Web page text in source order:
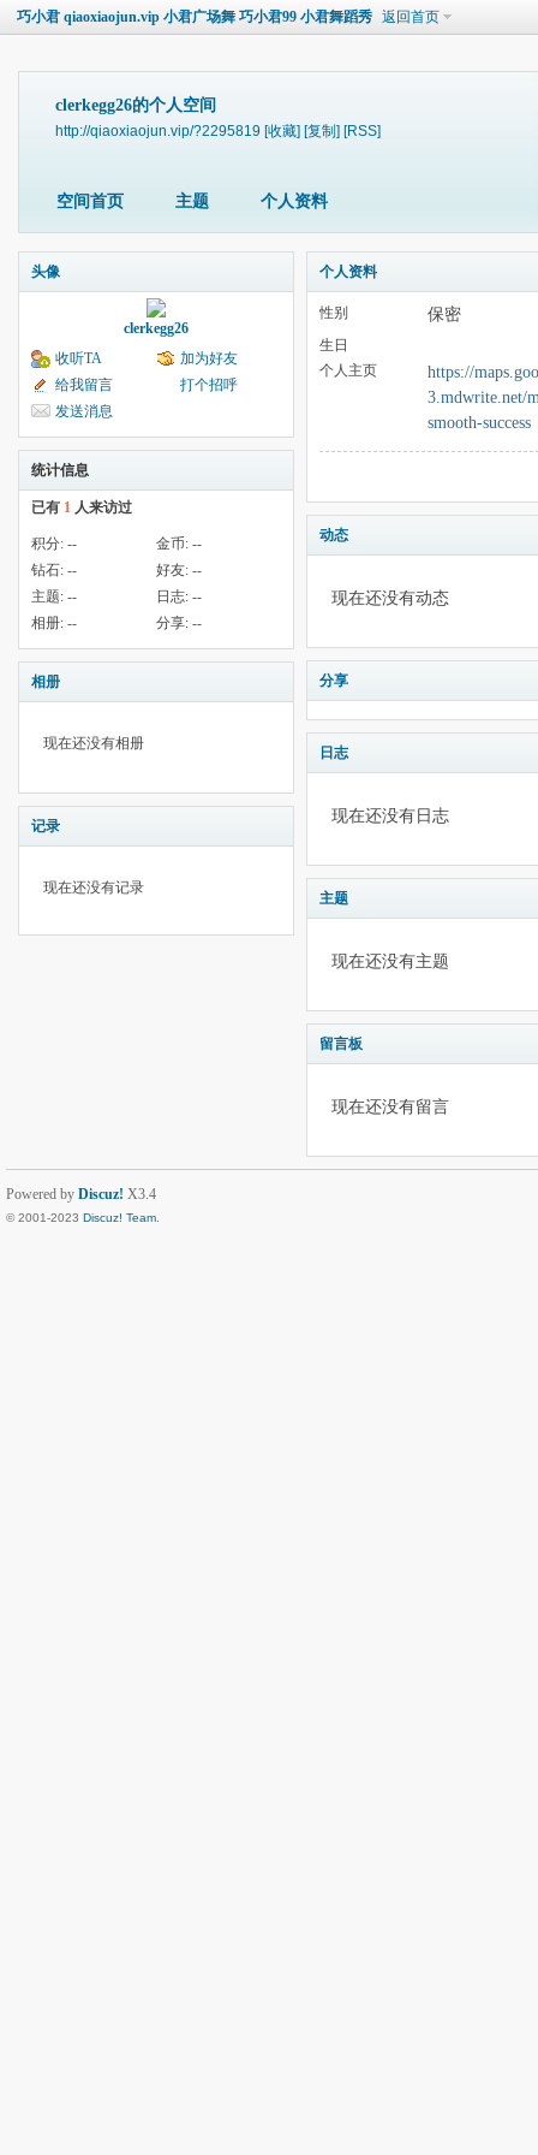
巧小君 qiaoxiaojun.vip 小君广场舞 巧小君99 小君舞蹈秀 返回首页
clerkegg26的个人空间
http://qiaoxiaojun.vip/?2295819 [收藏] [复制] [RSS]
空间首页 主题 个人资料
头像
clerkegg26
收听TA
加为好友
给我留言
打个招呼
发送消息
统计信息
已有 1 人来访过
积分: -- 金币: --
钻石: -- 好友: --
主题: -- 日志: --
相册: -- 分享: --
相册
现在还没有相册
记录
现在还没有记录
个人资料
性别 保密
生日
个人主页
https://
3.mdwrite.net/
smooth-success
动态
现在还没有动态
分享
日志
现在还没有日志
主题
现在还没有主题
留言板
现在还没有留言
Powered by Discuz! X3.4
© 2001-2023 Discuz! Team